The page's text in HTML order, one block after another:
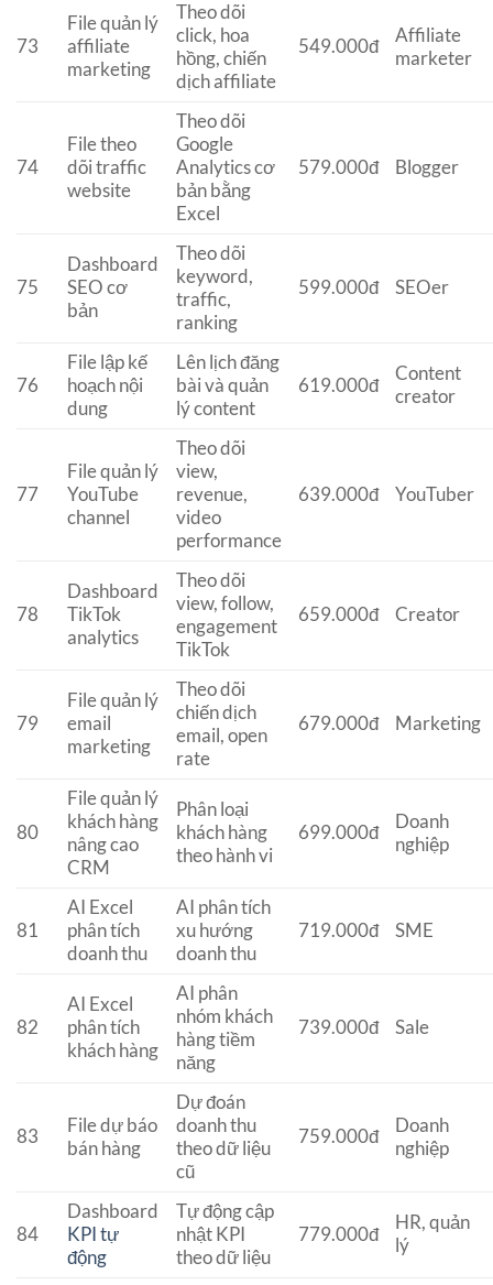
73
File quản lý
affiliate
marketing
Theo dõi
click, hoa
hồng, chiến
dịch affiliate
549.000đ
Affiliate
marketer
74
File theo
dõi traffic
website
Theo dõi
Google
Analytics cơ
bản bằng
Excel
579.000đ Blogger
75
Dashboard
SEO cơ
bản
Theo dõi
keyword,
traffic,
ranking
599.000đ SEOer
76
File lập kế
hoạch nội
dung
Lên lịch đăng
bài và quản
lý content
619.000đ
Content
creator
77
File quản lý
YouTube
channel
Theo dõi
view,
revenue,
video
performance
639.000đ YouTuber
78
Dashboard
TikTok
analytics
Theo dõi
view, follow,
engagement
TikTok
659.000đ Creator
79
File quản lý
email
marketing
Theo dõi
chiến dịch
email, open
rate
679.000đ Marketing
80
File quản lý
khách hàng
nâng cao
CRM
Phân loại
khách hàng
theo hành vi
699.000đ
Doanh
nghiệp
81
AI Excel
phân tích
doanh thu
AI phân tích
xu hướng
doanh thu
719.000đ SME
82
AI Excel
phân tích
khách hàng
AI phân
nhóm khách
hàng tiềm
năng
739.000đ Sale
83
File dự báo
bán hàng
Dự đoán
doanh thu
theo dữ liệu
cũ
759.000đ
Doanh
nghiệp
84
Dashboard
KPI tự
động
Tự động cập
nhật KPI
theo dữ liệu
779.000đ
HR, quản
lý